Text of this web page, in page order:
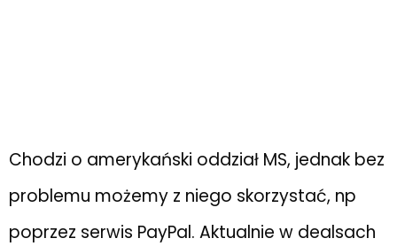
Chodzi o amerykański oddział MS, jednak bez
problemu możemy z niego skorzystać, np
poprzez serwis PayPal. Aktualnie w dealsach